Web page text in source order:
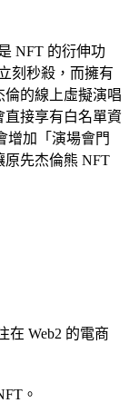
NFT 的衍伸功
刻秒殺，而擁有
倫的線上虛擬演唱
接享有白名單資
增加「演場會門
原先杰倫熊 NFT
在 Web2 的電商
。